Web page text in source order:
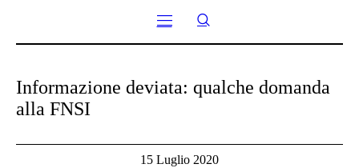
Informazione deviata: qualche domanda
alla FNSI
15 Luglio 2020